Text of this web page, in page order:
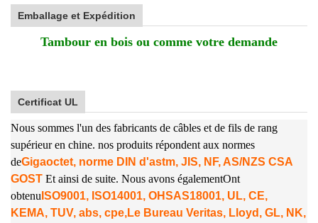
Emballage et Expédition
Tambour en bois ou comme votre demande
Certificat UL
Nous sommes l'un des fabricants de câbles et de fils de rang
supérieur en chine. nos produits répondent aux normes
deGigaoctet, norme DIN d'astm, JIS, NF, AS/NZS CSA
GOST Et ainsi de suite. Nous avons égalementOnt
obtenu ISO9001, ISO14001, OHSAS18001, UL, CE,
KEMA, TUV, abs, cpe,Le Bureau Veritas, Lloyd, GL, NK,